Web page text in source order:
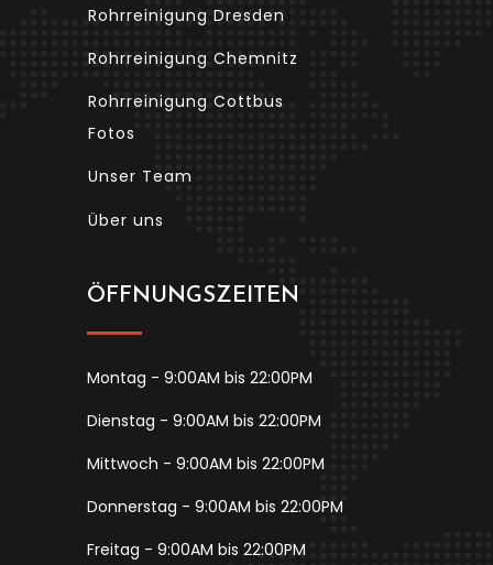
Rohrreinigung Dresden
Rohrreinigung Chemnitz
Rohrreinigung Cottbus
Fotos
Unser Team
Über uns
ÖFFNUNGSZEITEN
Montag - 9:00AM bis 22:00PM
Dienstag - 9:00AM bis 22:00PM
Mittwoch - 9:00AM bis 22:00PM
Donnerstag - 9:00AM bis 22:00PM
Freitag - 9:00AM bis 22:00PM